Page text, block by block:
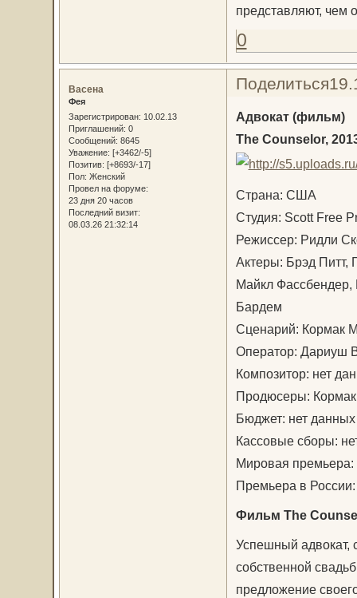
представляют, чем
0
Поделиться
Васена
Фея
Зарегистрирован: 10.02.13
Приглашений: 0
Сообщений: 8645
Уважение: [+3462/-5]
Позитив: [+8693/-17]
Пол: Женский
Провел на форуме:
23 дня 20 часов
Последний визит:
08.03.26 21:32:14
Адвокат (фильм)
The Counselor,
Страна: США
Студия: Scott Free
Режиссер: Ридли
Актеры: Брэд Питт,
Майкл
Бардем
Сценарий: Кормак
Оператор: Дариуш
Композитор: нет
Продюсеры:
Бюджет: нет данных
Кассовые сборы:
Мировая премьера:
Премьера в
Фильм The
Успешный адвокат,
собственной
предложение